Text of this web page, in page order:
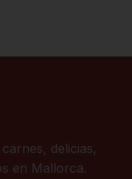
delicias,
en Mallorca.